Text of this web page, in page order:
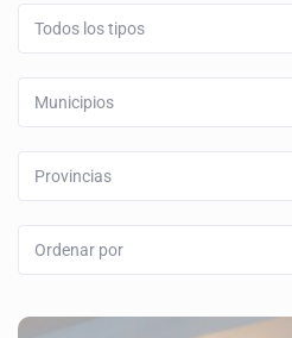
Todos los tipos
Municipios
Provincias
Ordenar por